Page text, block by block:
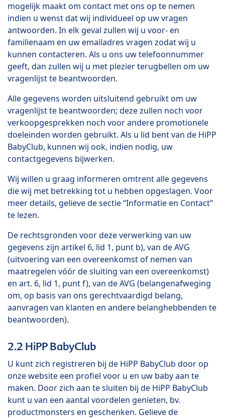
mogelijk maakt om contact met ons op te nemen
indien u wenst dat wij individueel op uw vragen
antwoorden. In elk geval zullen wij u voor- en
familienaam en uw emailadres vragen zodat wij u
kunnen contacteren. Als u ons uw telefoonnummer
geeft, dan zullen wij u met plezier terugbellen om uw
vragenlijst te beantwoorden.
Alle gegevens worden uitsluitend gebruikt om uw
vragenlijst te beantwoorden; deze zullen noch voor
verkoopgesprekken noch voor andere promotionele
doeleinden worden gebruikt. Als u lid bent van de HiPP
BabyClub, kunnen wij ook, indien nodig, uw
contactgegevens bijwerken.
Wij willen u graag informeren omtrent alle gegevens
die wij met betrekking tot u hebben opgeslagen. Voor
meer details, gelieve de sectie “Informatie en Contact”
te lezen.
De rechtsgronden voor deze verwerking van uw
gegevens zijn artikel 6, lid 1, punt b), van de AVG
(uitvoering van een overeenkomst of nemen van
maatregelen vóór de sluiting van een overeenkomst)
en art. 6, lid 1, punt f), van de AVG (belangenafweging
om, op basis van ons gerechtvaardigd belang,
aanvragen van klanten en andere belanghebbenden te
beantwoorden).
2.2 HiPP BabyClub
U kunt zich registreren bij de HiPP BabyClub door op
onze website een profiel voor u en uw baby aan te
maken. Door zich aan te sluiten bij de HiPP BabyClub
kunt u van een aantal voordelen genieten, bv.
productmonsters en geschenken. Gelieve de